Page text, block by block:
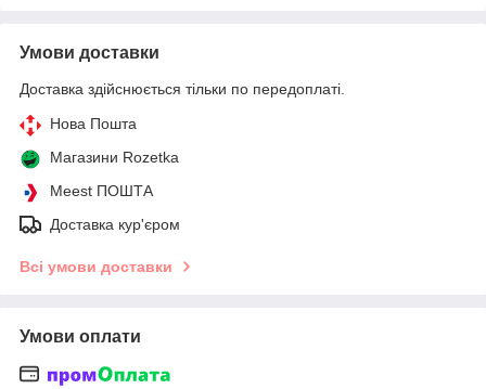
Умови доставки
Доставка здійснюється тільки по передоплаті.
Нова Пошта
Магазини Rozetka
Meest ПОШТА
Доставка кур'єром
Всі умови доставки
Умови оплати